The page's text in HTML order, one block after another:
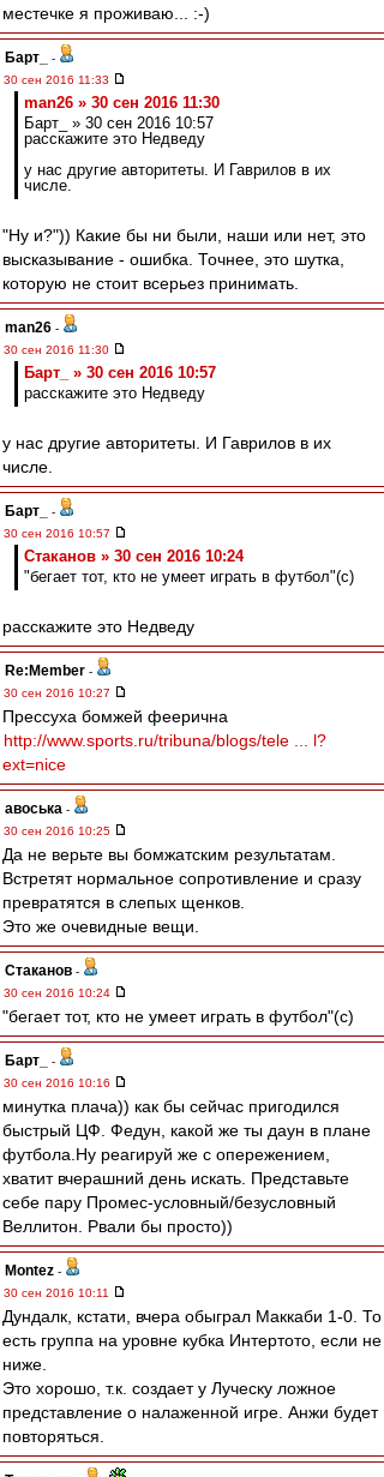
местечке я проживаю... :-)
Барт_
-
30 сен 2016 11:33
man26 » 30 сен 2016 11:30
Барт_ » 30 сен 2016 10:57
расскажите это Недведу
у нас другие авторитеты. И Гаврилов в их
числе.
"Ну и?")) Какие бы ни были, наши или нет, это
высказывание - ошибка. Точнее, это шутка,
которую не стоит всерьез принимать.
man26 -
30 сен 2016 11:30
Барт_ » 30 сен 2016 10:57
расскажите это Недведу
у нас другие авторитеты. И Гаврилов в их
числе.
Барт_
-
30 сен 2016 10:57
Cтаканов » 30 сен 2016 10:24
"бегает тот, кто не умеет играть в футбол"(с)
расскажите это Недведу
Re:Member -
30 сен 2016 10:27
Прессуха бомжей феерична
http://www.sports.ru/tribuna/blogs/tele ... l?
ext=nice
авоська -
30 сен 2016 10:25
Да не верьте вы бомжатским результатам.
Встретят нормальное сопротивление и сразу
превратятся в слепых щенков.
Это же очевидные вещи.
Cтаканов -
30 сен 2016 10:24
"бегает тот, кто не умеет играть в футбол"(с)
Барт_
-
30 сен 2016 10:16
минутка плача)) как бы сейчас пригодился
быстрый ЦФ. Федун, какой же ты даун в плане
футбола.Ну реагируй же с опережением,
хватит вчерашний день искать. Представьте
себе пару Промес-условный/безусловный
Веллитон. Рвали бы просто))
Montez -
30 сен 2016 10:11
Дундалк, кстати, вчера обыграл Маккаби 1-0. То
есть группа на уровне кубка Интертото, если не
ниже.
Это хорошо, т.к. создает у Луческу ложное
представление о налаженной игре. Анжи будет
повторяться.